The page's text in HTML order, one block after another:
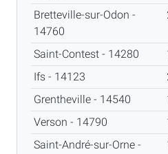
Bretteville-sur-Odon -
14760
Saint-Contest - 14280
Ifs - 14123
Grentheville - 14540
Verson - 14790
Saint-André-sur-Orne -